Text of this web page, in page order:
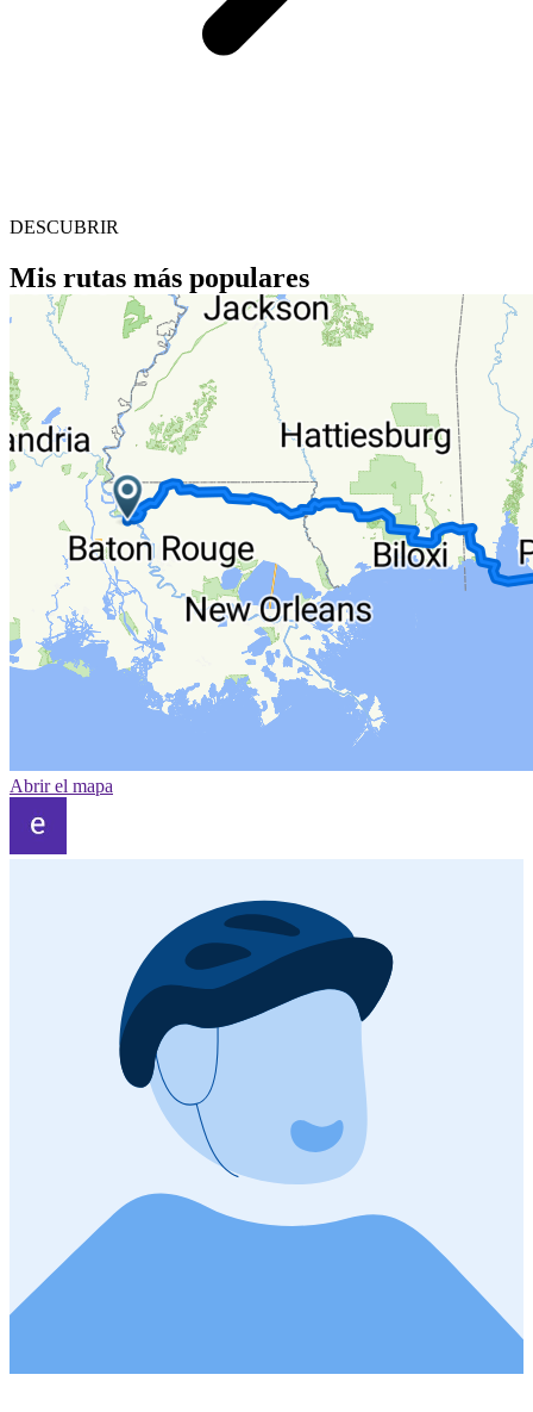
DESCUBRIR
Mis rutas más populares
Abrir el mapa